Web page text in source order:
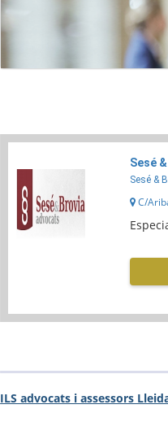
Sesé
Sesé &
C/
ILS advocats i assessors